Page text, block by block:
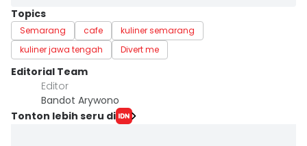
Topics
Semarang cafe
kuliner semarang
kuliner jawa tengah
Divert me
Editorial Team
Editor
Bandot Arywono
Tonton lebih seru di